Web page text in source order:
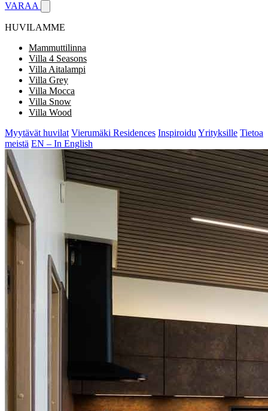
VARAA
HUVILAMME
Mammuttilinna
Villa 4 Seasons
Villa Aitalampi
Villa Grey
Villa Mocca
Villa Snow
Villa Wood
Myytävät huvilat Vierumäki Residences Inspiroidu Yrityksille Tietoa
meistä EN – In English